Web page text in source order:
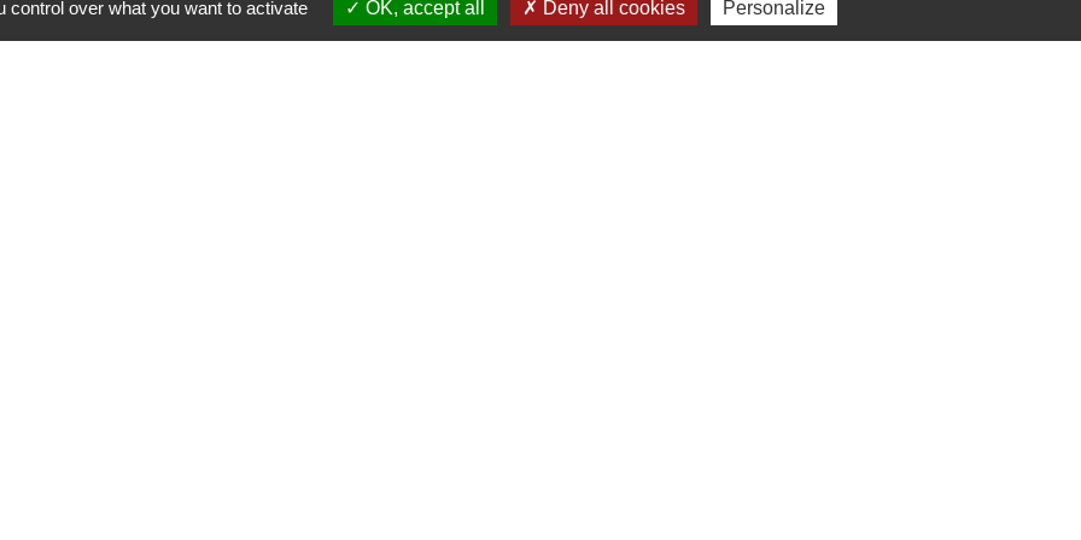
Département Loire-Atlantique
over what you want to activate OK, accept all Deny all cookies Personalize